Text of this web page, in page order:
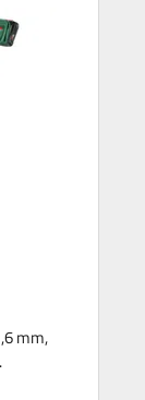
mm,